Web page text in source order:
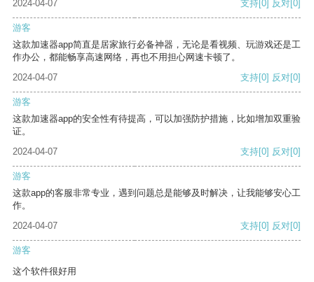
2024-04-07 支持 [0] 反对 [0]
游客
这款加速器app简直是居家旅行必备神器，无论是看视频、玩游戏还是工
作办公，都能畅享高速网络，再也不用担心网速卡顿了。
2024-04-07
支持[0] 反对[0]
游客
这款加速器app的安全性有待提高，可以加强防护措施，比如增加双重验
证。
2024-04-07
支持[0] 反对[0]
游客
这款app的客服非常专业，遇到问题总是能够及时解决，让我能够安心工
作。
2024-04-07
支持[0] 反对[0]
游客
这个软件很好用